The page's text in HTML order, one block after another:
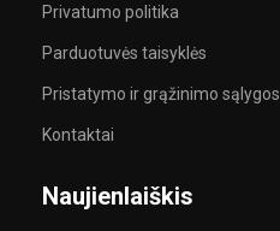
Privatumo politika
Parduotuvės taisyklės
Pristatymo ir grąžinimo sąlygos
Kontaktai
Naujienlaiškis